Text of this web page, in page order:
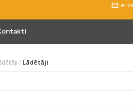
e-
/ Lādētāji